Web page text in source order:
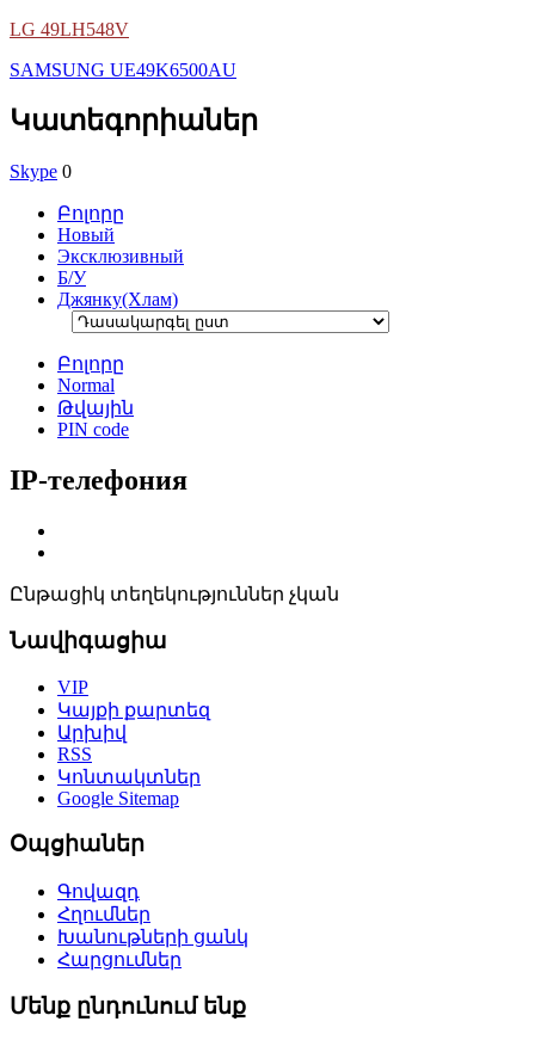
LG 49LH548V
SAMSUNG UE49K6500AU
Կատեգորիաներ
Skype 0
Բոլորը
Новый
Эксклюзивный
Б/У
Джянку(Хлам)
Բոլորը
Normal
Թվային
PIN code
IP-телефония
Ընթացիկ տեղեկություններ չկան
Նավիգացիա
VIP
Կայքի քարտեզ
Արխիվ
RSS
Կոնտակտներ
Google Sitemap
Օպցիաներ
Գովազդ
Հղումներ
Խանութների ցանկ
Հարցումներ
Մենք ընդունում ենք